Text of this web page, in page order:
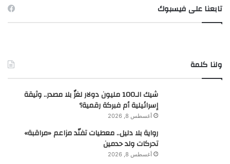
تابعنا على فيسبوك
ولنا كلمة
شيك الـ100 مليون دولار لغزٌ بلا مصدر.. وثيقة
إسرائيلية أم فبركة رقمية؟
أغسطس 8, 2026
رواية بلا دليل.. معطيات تفنّد مزاعم «مراقبة»
تحركات ولد حدمين
أغسطس 8, 2026